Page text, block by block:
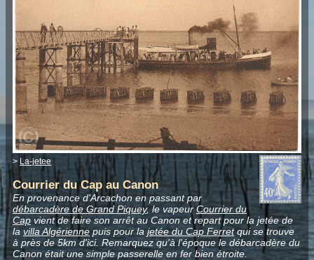
>La-jetee
Courrier du Cap au Canon
En provenance d'Arcachon en passant par
débarcadère de Grand Piquey, le vapeur Courrier du
Cap vient de faire son arrêt au Canon et repart pour la jetée de
la villa Algérienne puis pour la jetée du Cap Ferretqui se trouve
à près de 5km d'ici. Remarquez qu'à l'époque le débarcadère du
Canon était une simple passerelle en fer bien étroite.